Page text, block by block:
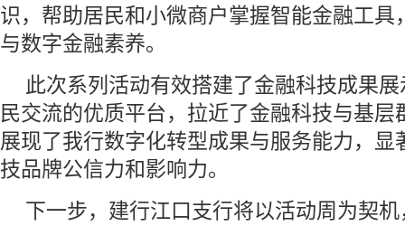
识，帮助居民和小微商户掌握智能金融工具
与数字金融素养。
此次系列活动有效搭建了金融科技成果
民交流的优质平台，拉近了金融科技与基层
展现了我行数字化转型成果与服务能力，显
技品牌公信力和影响力。
下一步，建行江口支行将以活动周为契